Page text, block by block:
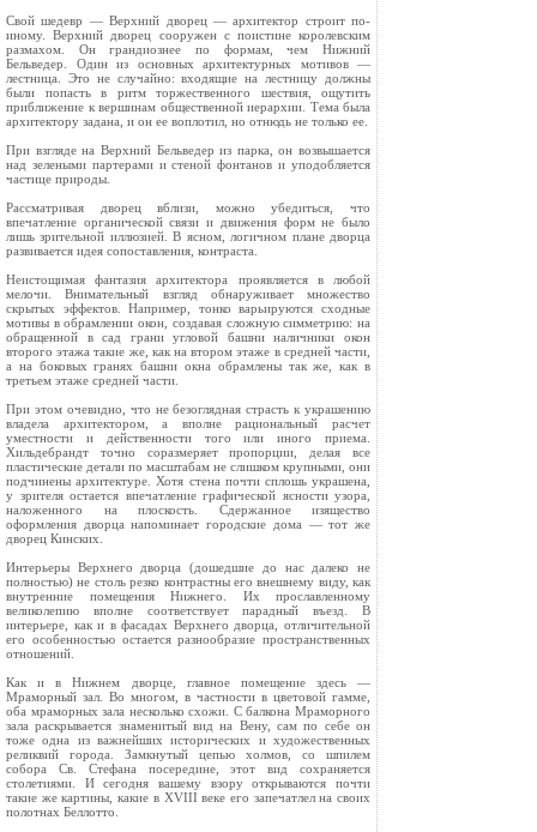
Свой шедевр — Верхний дворец — архитектор строит по-
иному. Верхний дворец сооружен с поистине королевским
размахом. Он грандиознее по формам, чем Нижний
Бельведер. Один из основных архитектурных мотивов —
лестница. Это не случайно: входящие на лестницу должны
были попасть в ритм торжественного шествия, ощутить
приближение к вершинам общественной иерархии. Тема была
архитектору задана, и он ее воплотил, но отнюдь не только ее.
При взгляде на Верхний Бельведер из парка, он возвышается
над зелеными партерами и стеной фонтанов и уподобляется
частице природы.
Рассматривая дворец вблизи, можно убедиться, что
впечатление органической связи и движения форм не было
лишь зрительной иллюзией. В ясном, логичном плане дворца
развивается идея сопоставления, контраста.
Неистощимая фантазия архитектора проявляется в любой
мелочи. Внимательный взгляд обнаруживает множество
скрытых эффектов. Например, тонко варьируются сходные
мотивы в обрамлении окон, создавая сложную симметрию: на
обращенной в сад грани угловой башни наличники окон
второго этажа такие же, как на втором этаже в средней части,
а на боковых гранях башни окна обрамлены так же, как в
третьем этаже средней части.
При этом очевидно, что не безоглядная страсть к украшению
владела архитектором, а вполне рациональный расчет
уместности и действенности того или иного приема.
Хильдебрандт точно соразмеряет пропорции, делая все
пластические детали по масштабам не слишком крупными, они
подчинены архитектуре. Хотя стена почти сплошь украшена,
у зрителя остается впечатление графической ясности узора,
наложенного на плоскость. Сдержанное изящество
оформления дворца напоминает городские дома — тот же
дворец Кинских.
Интерьеры Верхнего дворца (дошедшие до нас далеко не
полностью) не столь резко контрастны его внешнему виду, как
внутренние помещения Нижнего. Их прославленному
великолепию вполне соответствует парадный въезд. В
интерьере, как и в фасадах Верхнего дворца, отличительной
его особенностью остается разнообразие пространственных
отношений.
Как и в Нижнем дворце, главное помещение здесь —
Мраморный зал. Во многом, в частности в цветовой гамме,
оба мраморных зала несколько схожи. С балкона Мраморного
зала раскрывается знаменитый вид на Вену, сам по себе он
тоже одна из важнейших исторических и художественных
реликвий города. Замкнутый цепью холмов, со шпилем
собора Св. Стефана посередине, этот вид сохраняется
столетиями. И сегодня вашему взору открываются почти
такие же картины, какие в XVIII веке его запечатлел на своих
полотнах Беллотто.